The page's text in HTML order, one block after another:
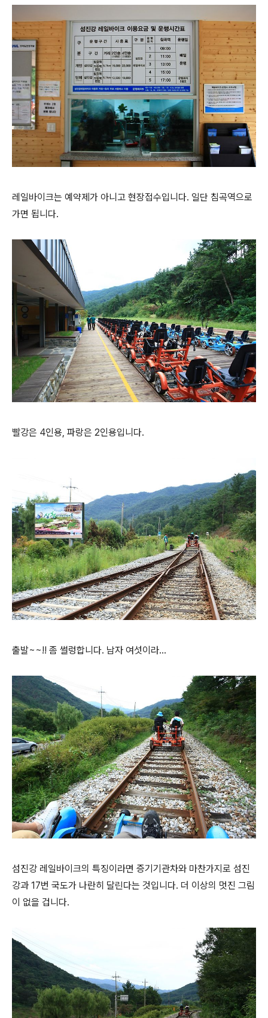
레일바이크는 예약제가 아니고 현장접수입니다. 일단 침곡역으로
가면 됩니다.
빨강은 4인용, 파랑은 2인용입니다.
출발~~!! 좀 썰렁합니다. 남자 여섯이라...
섬진강 레일바이크의 특징이라면 증기기관차와 마찬가지로 섬진
강과 17번 국도가 나란히 달린다는 것입니다. 더 이상의 멋진 그림
이 없을 겁니다.